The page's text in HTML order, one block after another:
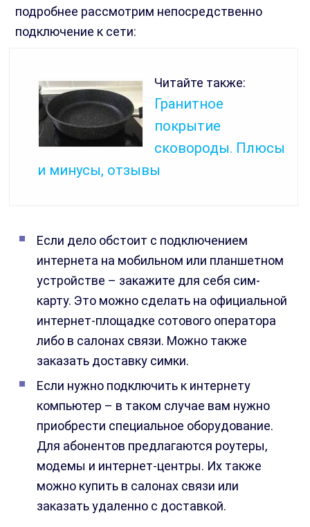
подробнее рассмотрим непосредственно
подключение к сети:
Читайте также:
Гранитное
покрытие
сковороды. Плюсы
и минусы, отзывы
Если дело обстоит с подключением
интернета на мобильном или планшетном
устройстве – закажите для себя сим-
карту. Это можно сделать на официальной
интернет-площадке сотового оператора
либо в салонах связи. Можно также
заказать доставку симки.
Если нужно подключить к интернету
компьютер – в таком случае вам нужно
приобрести специальное оборудование.
Для абонентов предлагаются роутеры,
модемы и интернет-центры. Их также
можно купить в салонах связи или
заказать удаленно с доставкой.